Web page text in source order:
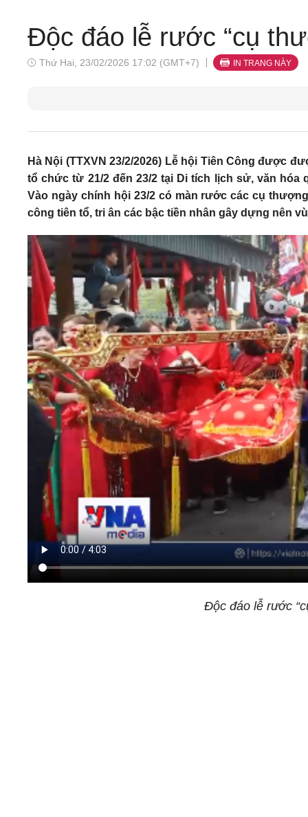
Độc đáo lễ rước “cụ
Thứ Hai, 23/02/2026 17:02 (GMT+7) IN TRANG NÀY
Hà Nội (TTXVN 23/2/2026) Lễ hội Tiên Công được
tổ chức từ 21/2 đến 23/2 tại Di tích lịch sử, văn hóa
Vào ngày chính hội 23/2 có màn rước các cụ
công tiên tổ, tri ân các bậc tiền nhân gây dựng nên
Độc đáo lễ rước